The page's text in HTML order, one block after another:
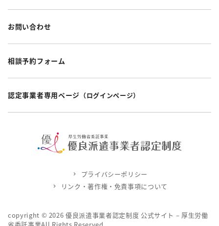
お問い合わせ
相談予約フォーム
認定事業者専用ページ （ログインページ）
copyright © 2026 優良派遣事業者認定制度 公式サイト – 厚生労働
プライバシーポリシー
リンク・著作権・免責事項について